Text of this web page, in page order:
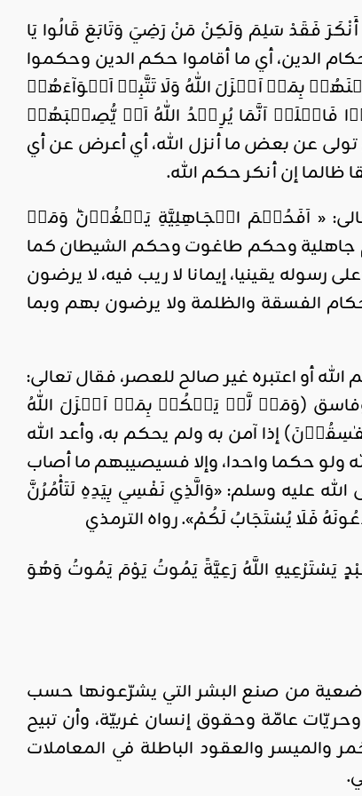
فَقَدْ سَلِمَ وَلَكِنْ مَنْ رَضِيَ وَتَابَعَ قَالُوا يَا
الدين، أي ما أقاموا حكم الدين وحكموا
بَيۡنَهُمۡ بِمَاۤ اَنۡزَلَ اللّٰهُ وَلَا تَتَّبِعۡ اَهۡوَآءَهُمۡ
اَنَّمَا يُرِيۡدُ اللّٰهُ اَنۡ يُّصِيۡبَهُمۡ
عن بعض ما أنزل الله، أي أعرض عن أي
ظالما إن أنكر حكم الله.
« اَفَحُكۡمَ الۡجَـاهِلِيَّةِ يَـبۡغُوۡنَ‌ؕ وَمَنۡ
وحكم طاغوت وحكم الشيطان كما
رسوله يقينيا، إيمانا لا ريب فيه، لا يرضون
الفسقة والظلمة ولا يرضون بهم وبما
أو اعتبره غير صالح للعصر، فقال تعالى:
(وَمَنۡ لَّمۡ يَحۡكُمۡ بِمَاۤ اَنۡزَلَ اللّٰهُ
إذا آمن به ولم يحكم به، وأعد الله
ولو حكما واحدا، وإلا فسيصيبهم ما أصاب
عليه وسلم: «وَالَّذِي نَفْسِي بِيَدِهِ لَتَأْمُرُنَّ
فَلَا يُسْتَجَابُ لَكُمْ». رواه الترمذي
يَسْتَرْعِيهِ اللَّهُ رَعِيَّةً يَمُوتُ يَوْمَ يَمُوتُ وَهُوَ
من صنع البشر التي يشرّعونها حسب
عامّة وحقوق إنسان غربيّة، وأن تبيح
والميسر والعقود الباطلة في المعاملات